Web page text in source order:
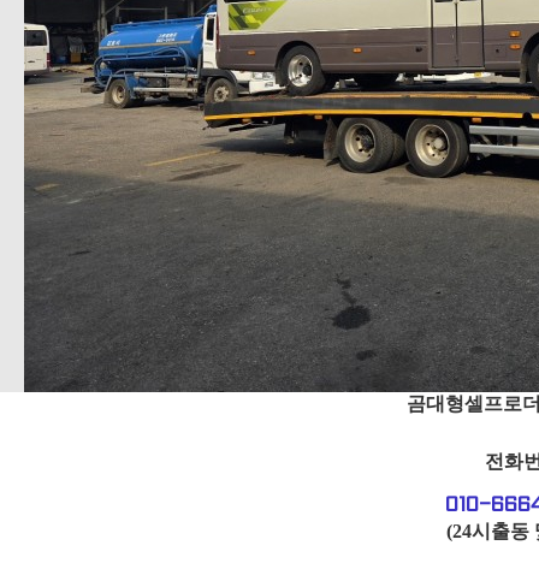
곰대형셀프로
전화
010-
(24시출동